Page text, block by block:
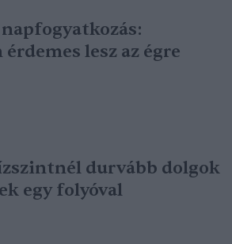
lesz az égre
durvább dolgok
egy folyóval